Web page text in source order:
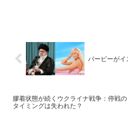
バービーがイ
膠着状態が続くウクライナ戦争：停戦の
タイミングは失われた？